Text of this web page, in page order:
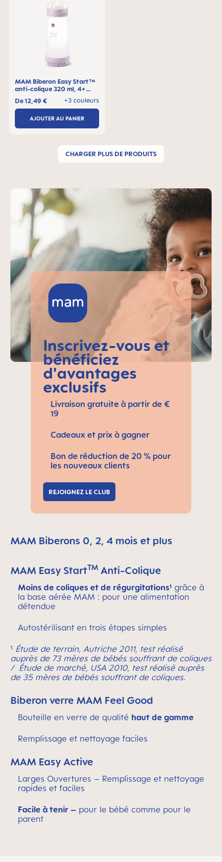
MAM Biberon Easy Start™
anti-colique 320 ml, 4+
+3 couleurs
De12,49 €
AJOUTER AU PANIER
CHARGER PLUS DE PRODUITS
Skip MAM Teaser
Inscrivez-vous et
bénéficiez
d'avantages
exclusifs
Livraison gratuite à partir de €
19
Cadeaux et prix à gagner
Bon de réduction de 20 % pour
les nouveaux clients
REJOIGNEZ LE CLUB
MAM Biberons 0, 2, 4 mois et plus
MAM Easy StartTM Anti-Colique
Moins de coliques et de régurgitations¹ grâce à
la base aérée MAM : pour une alimentation
détendue
Autostérilisant en trois étapes simples
¹ Étude de terrain, Autriche 2011, test réalisé
auprès de 73 mères de bébés souffrant de coliques
/ Étude de marché, USA 2010, test réalisé auprès
de 35 mères de bébés souffrant de coliques.
Biberon verre MAM Feel Good
Bouteille en verre de qualité haut de gamme
Remplissage et nettoyage faciles
MAM Easy Active
Larges Ouvertures – Remplissage et nettoyage
rapides et faciles
Facile à tenir – pour le bébé comme pour le
parent